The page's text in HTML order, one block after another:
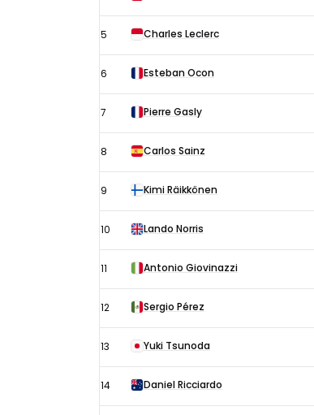
5 Charles Leclerc
6 Esteban Ocon
7 Pierre Gasly
8 Carlos Sainz
9 Kimi Räikkönen
10 Lando Norris
11 Antonio Giovinazzi
12 Sergio Pérez
13 Yuki Tsunoda
14 Daniel Ricciardo